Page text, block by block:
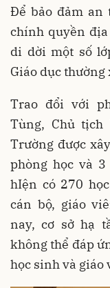
Để bảo đảm an
chính quyền
di dời một số
Giáo dục
Trao đổi với
Tùng, Chủ tịch
Trường được
phòng học và
hIện có 270
cán bộ, giáo
nay, cơ sở hạ
không thể đáp
học sinh và giáo